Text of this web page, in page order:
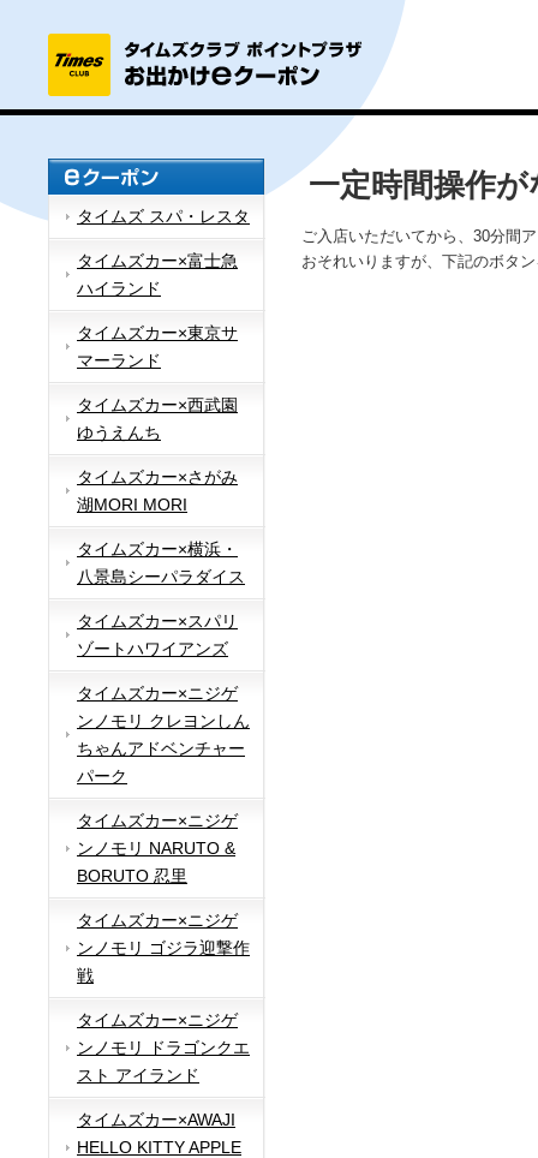
タイムズ スパ・レスタ
タイムズカー×富士急
ハイランド
タイムズカー×東京サ
マーランド
タイムズカー×西武園
ゆうえんち
タイムズカー×さがみ
湖MORI MORI
タイムズカー×横浜・
八景島シーパラダイス
タイムズカー×スパリ
ゾートハワイアンズ
タイムズカー×ニジゲ
ンノモリ クレヨンしん
ちゃんアドベンチャー
パーク
タイムズカー×ニジゲ
ンノモリ NARUTO &
BORUTO 忍里
タイムズカー×ニジゲ
ンノモリ ゴジラ迎撃作
戦
タイムズカー×ニジゲ
ンノモリ ドラゴンクエ
スト アイランド
タイムズカー×AWAJI
HELLO KITTY APPLE
一定時間操作
ご入店いただいてから、30分間
おそれいりますが、下記のボタ